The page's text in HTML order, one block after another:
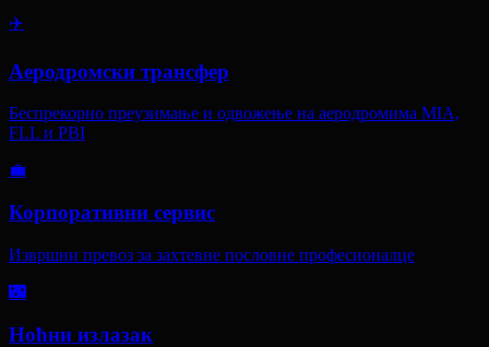
✈️
Аеродромски трансфер
Беспрекорно преузимање и одвожење на аеродромима MIA,
FLL и PBI
💼
Корпоративни сервис
Извршни превоз за захтевне пословне професионалце
🌃
Ноћни излазак